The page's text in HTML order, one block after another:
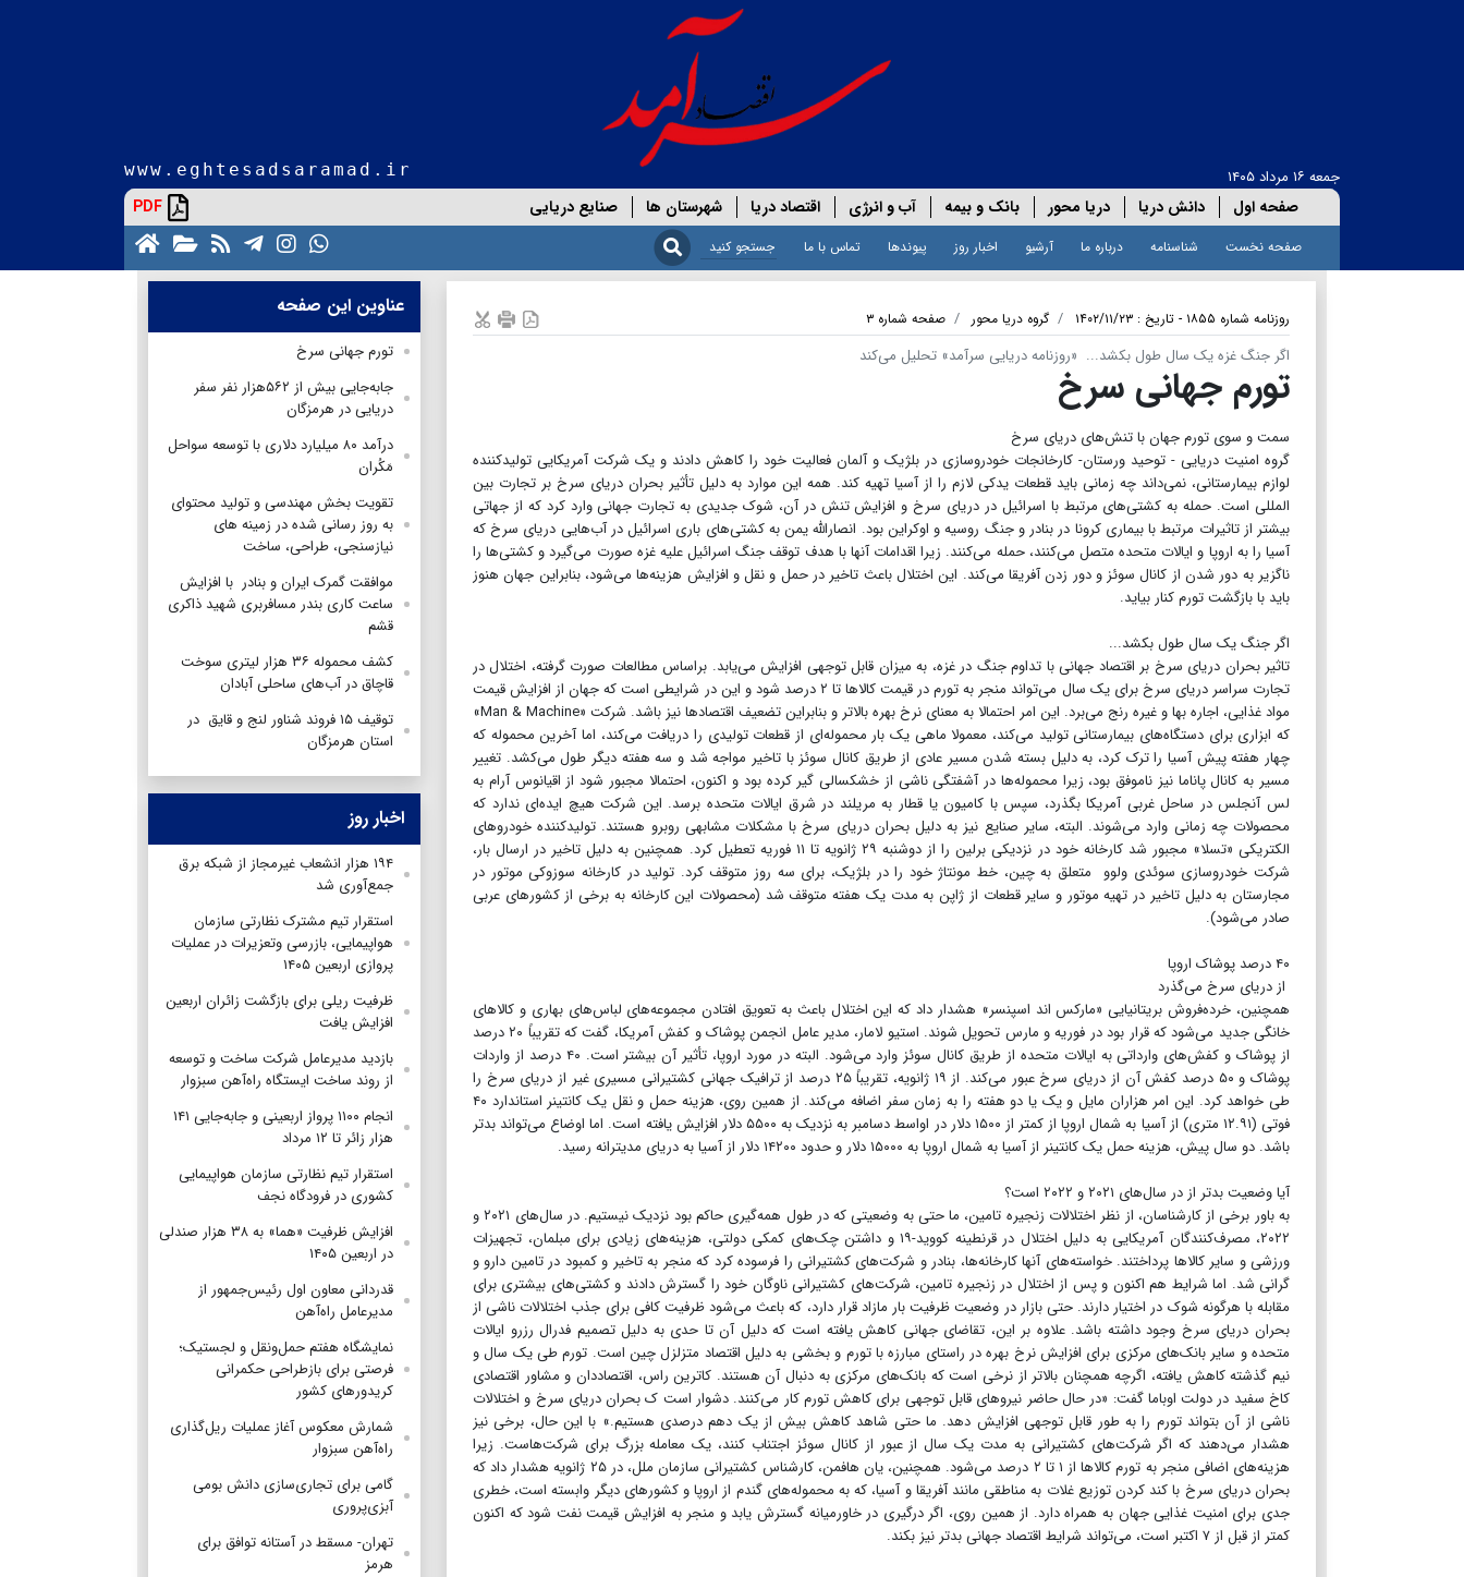
جمعه ۱۶ مرداد ۱۴۰۵ www.eghtesadsaramad.ir
صفحه اول دانش دریا دریا محور بانک و بیمه آب و انرژی اقتصاد دریا شهرستان ها صنایع دریایی PDF
صفحه نخست شناسنامه درباره ما آرشیو اخبار روز پیوندها تماس با ما
روزنامه شماره ۱۸۵۵ - تاریخ : ۱۴۰۲/۱۱/۲۳ گروه دریا محور صفحه شماره ۳
اگر جنگ غزه یک سال طول بکشد... «روزنامه دریایی سرآمد» تحلیل می‌کند
تورم جهانی سرخ
سمت و سوی تورم جهان با تنش‌های دریای سرخ
​​​​​​​گروه امنیت دریایی - توحید ورستان- کارخانجات خودروسازی در بلژیک و آلمان فعالیت خود را کاهش دادند و یک شرکت آمریکایی تولیدکننده
لوازم بیمارستانی، نمی‌داند چه زمانی باید قطعات یدکی لازم را از آسیا تهیه کند. همه این موارد به دلیل تأثیر بحران دریای سرخ بر تجارت بین
المللی است. حمله به کشتی‌های مرتبط با اسرائیل در دریای سرخ و افزایش تنش در آن، شوک جدیدی به تجارت جهانی وارد کرد که از جهاتی
بیشتر از تاثیرات مرتبط با بیماری کرونا در بنادر و جنگ روسیه و اوکراین بود. انصارالله یمن به کشتی‌های باری اسرائیل در آب‌هایی دریای سرخ که
آسیا را به اروپا و ایالات متحده متصل می‌کنند، حمله می‌کنند. زیرا اقدامات آنها با هدف توقف جنگ اسرائیل علیه غزه صورت می‌گیرد و کشتی‌ها را
ناگزیر به دور شدن از کانال سوئز و دور زدن آفریقا می‌کند. این اختلال باعث تاخیر در حمل و نقل و افزایش هزینه‌ها می‌شود، بنابراین جهان هنوز
باید با بازگشت تورم کنار بیاید.
اگر جنگ یک سال طول بکشد...
تاثیر بحران دریای سرخ بر اقتصاد جهانی با تداوم جنگ در غزه، به میزان قابل توجهی افزایش می‌یابد. براساس مطالعات صورت گرفته، اختلال در
تجارت سراسر دریای سرخ برای یک سال می‌تواند منجر به تورم در قیمت کالاها تا ۲ درصد شود و این در شرایطی است که جهان از افزایش قیمت
مواد غذایی، اجاره بها و غیره رنج می‌برد. این امر احتمالا به معنای نرخ بهره بالاتر و بنابراین تضعیف اقتصادها نیز باشد. شرکت «Man & Machine»
که ابزاری برای دستگاه‌های بیمارستانی تولید می‌کند، معمولا ماهی یک بار محموله‌ای از قطعات تولیدی را دریافت می‌کند، اما آخرین محموله که
چهار هفته پیش آسیا را ترک کرد، به دلیل بسته شدن مسیر عادی از طریق کانال سوئز با تاخیر مواجه شد و سه هفته دیگر طول می‌کشد. تغییر
مسیر به کانال پاناما نیز ناموفق بود، زیرا محموله‌ها در آشفتگی ناشی از خشکسالی گیر کرده بود و اکنون، احتمالا مجبور شود از اقیانوس آرام به
لس آنجلس در ساحل غربی آمریکا بگذرد، سپس با کامیون یا قطار به مریلند در شرق ایالات متحده برسد. این شرکت هیچ ایده‌ای ندارد که
محصولات چه زمانی وارد می‌شوند. البته، سایر صنایع نیز به دلیل بحران دریای سرخ با مشکلات مشابهی روبرو هستند. تولیدکننده خودروهای
الکتریکی «تسلا» مجبور شد کارخانه خود در نزدیکی برلین را از دوشنبه ۲۹ ژانویه تا ۱۱ فوریه تعطیل کرد. همچنین به دلیل تاخیر در ارسال بار،
شرکت خودروسازی سوئدی ولوو متعلق به چین، خط مونتاژ خود را در بلژیک، برای سه روز متوقف کرد. تولید در کارخانه سوزوکی موتور در
مجارستان به دلیل تاخیر در تهیه موتور و سایر قطعات از ژاپن به مدت یک هفته متوقف شد (محصولات این کارخانه به برخی از کشورهای عربی
صادر می‌شود).
۴۰ درصد پوشاک اروپا
از دریای سرخ می‌گذرد
همچنین، خرده‌فروش بریتانیایی «مارکس اند اسپنسر» هشدار داد که این اختلال باعث به تعویق افتادن مجموعه‌های لباس‌های بهاری و کالاهای
خانگی جدید می‌شود که قرار بود در فوریه و مارس تحویل شوند. استیو لامار، مدیر عامل انجمن پوشاک و کفش آمریکا، گفت که تقریباً ۲۰ درصد
از پوشاک و کفش‌های وارداتی به ایالات متحده از طریق کانال سوئز وارد می‌شود. البته در مورد اروپا، تأثیر آن بیشتر است. ۴۰ درصد از واردات
پوشاک و ۵۰ درصد کفش آن از دریای سرخ عبور می‌کند. از ۱۹ ژانویه، تقریباً ۲۵ درصد از ترافیک جهانی کشتیرانی مسیری غیر از دریای سرخ را
طی خواهد کرد. این امر هزاران مایل و یک یا دو هفته را به زمان سفر اضافه می‌کند. از همین روی، هزینه حمل و نقل یک کانتینر استاندارد ۴۰
فوتی (۱۲.۹۱ متری) از آسیا به شمال اروپا از کمتر از ۱۵۰۰ دلار در اواسط دسامبر به نزدیک به ۵۵۰۰ دلار افزایش یافته است. اما اوضاع می‌تواند بدتر
باشد. دو سال پیش، هزینه حمل یک کانتینر از آسیا به شمال اروپا به ۱۵۰۰۰ دلار و حدود ۱۴۲۰۰ دلار از آسیا به دریای مدیترانه رسید.
آیا وضعیت بدتر از در سال‌های ۲۰۲۱ و ۲۰۲۲ است؟
به باور برخی از کارشناسان، از نظر اختلالات زنجیره تامین، ما حتی به وضعیتی که در طول همه‌گیری حاکم بود نزدیک نیستیم. در سال‌های ۲۰۲۱ و
۲۰۲۲، مصرف‌کنندگان آمریکایی به دلیل اختلال در قرنطینه کووید-۱۹ و داشتن چک‌های کمکی دولتی، هزینه‌های زیادی برای مبلمان، تجهیزات
ورزشی و سایر کالاها پرداختند. خواسته‌های آنها کارخانه‌ها، بنادر و شرکت‌های کشتیرانی را فرسوده کرد که منجر به تاخیر و کمبود در تامین دارو و
گرانی شد. اما شرایط هم اکنون و پس از اختلال در زنجیره تامین، شرکت‌های کشتیرانی ناوگان خود را گسترش دادند و کشتی‌های بیشتری برای
مقابله با هرگونه شوک در اختیار دارند. حتی بازار در وضعیت ظرفیت بار مازاد قرار دارد، که باعث می‌شود ظرفیت کافی برای جذب اختلالات ناشی از
بحران دریای سرخ وجود داشته باشد. علاوه بر این، تقاضای جهانی کاهش یافته است که دلیل آن تا حدی به دلیل تصمیم فدرال رزرو ایالات
متحده و سایر بانک‌های مرکزی برای افزایش نرخ بهره در راستای مبارزه با تورم و بخشی به دلیل اقتصاد متزلزل چین است. تورم طی یک سال و
نیم گذشته کاهش یافته، اگرچه همچنان بالاتر از نرخی است که بانک‌های مرکزی به دنبال آن هستند. کاترین راس، اقتصاددان و مشاور اقتصادی
کاخ سفید در دولت اوباما گفت: «در حال حاضر نیروهای قابل توجهی برای کاهش تورم کار می‌کنند. دشوار است ک بحران دریای سرخ و اختلالات
ناشی از آن بتواند تورم را به طور قابل توجهی افزایش دهد. ما حتی شاهد کاهش بیش از یک دهم درصدی هستیم.» با این حال، برخی نیز
هشدار می‌دهند که اگر شرکت‌های کشتیرانی به مدت یک سال از عبور از کانال سوئز اجتناب کنند، یک معامله بزرگ برای شرکت‌هاست. زیرا
هزینه‌های اضافی منجر به تورم کالاها از ۱ تا ۲ درصد می‌شود. همچنین، یان هافمن، کارشناس کشتیرانی سازمان ملل، در ۲۵ ژانویه هشدار داد که
بحران دریای سرخ با کند کردن توزیع غلات به مناطقی مانند آفریقا و آسیا، که به محموله‌های گندم از اروپا و کشورهای دیگر وابسته است، خطری
جدی برای امنیت غذایی جهان به همراه دارد. از همین روی، اگر درگیری در خاورمیانه گسترش یابد و منجر به افزایش قیمت نفت شود که اکنون
کمتر از قبل از ۷ اکتبر است، می‌تواند شرایط اقتصاد جهانی بدتر نیز بکند.
عناوین این صفحه
تورم جهانی سرخ
جابه‌جایی بیش از ۵۶۲هزار نفر سفر
دریایی در هرمزگان
درآمد ۸۰ میلیارد دلاری با توسعه سواحل
مَکُران
تقویت بخش مهندسی و تولید محتوای
به روز رسانی شده در زمینه های
نیازسنجی، طراحی، ساخت
موافقت گمرک ایران و بنادر با افزایش
ساعت کاری بندر مسافربری شهید ذاکری
قشم
کشف محموله ۳۶ هزار لیتری سوخت
قاچاق در آب‌های ساحلی آبادان
توقيف ۱۵ فروند شناور لنج و قايق در
استان هرمزگان
اخبار روز
۱۹۴ هزار انشعاب غیرمجاز از شبکه برق
جمع‌آوری شد
استقرار تیم مشترک نظارتی سازمان
هواپیمایی، بازرسی وتعزیرات در عملیات
پروازی اربعین ۱۴۰۵
ظرفیت ریلی برای بازگشت زائران اربعین
افزایش یافت
بازدید مدیرعامل شرکت ساخت و توسعه
از روند ساخت ایستگاه راه‌آهن سبزوار
انجام ۱۱۰۰ پرواز اربعینی و جابه‌جایی ۱۴۱
هزار زائر تا ۱۲ مرداد
استقرار تیم‌ نظارتی سازمان هواپیمایی
کشوری در فرودگاه نجف
افزایش ظرفیت «هما» به ۳۸ هزار صندلی
در اربعین ۱۴۰۵
قدردانی معاون اول رئیس‌جمهور از
مدیرعامل راه‌آهن
نمایشگاه هفتم حمل‌ونقل و لجستیک؛
فرصتی برای بازطراحی حکمرانی
کریدورهای کشور
شمارش معکوس آغاز عملیات ریل‌گذاری
راه‌آهن سبزوار
گامی برای تجاری‌سازی دانش بومی
آبزی‌پروری
تهران- مسقط در آستانه توافق برای
هرمز